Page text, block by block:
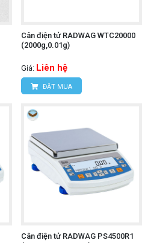
Cân điện tử RADWAG WTC20000
(2000g,0.01g)
Giá: Liên hệ
ĐẶT MUA
Cân điện tử RADWAG PS4500R1